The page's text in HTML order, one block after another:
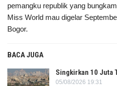
pemangku republik yang
Miss World mau digelar
Bogor.
BACA JUGA
Singkirkan 10 Juta
05/08/2026 19:31